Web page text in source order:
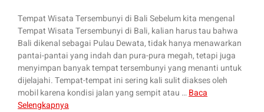
Tempat Wisata Tersembunyi di Bali Sebelum kita mengenal
Tempat Wisata Tersembunyi di Bali, kalian harus tau bahwa
Bali dikenal sebagai Pulau Dewata, tidak hanya menawarkan
pantai-pantai yang indah dan pura-pura megah, tetapi juga
menyimpan banyak tempat tersembunyi yang menanti untuk
dijelajahi. Tempat-tempat ini sering kali sulit diakses oleh
mobil karena kondisi jalan yang sempit atau …Baca
Selengkapnya